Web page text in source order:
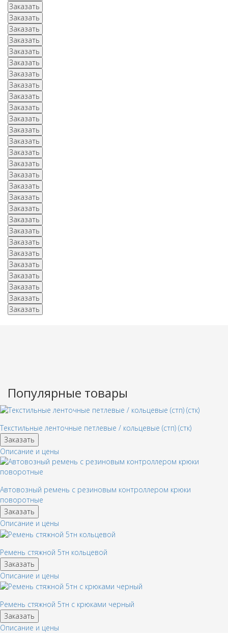
Заказать
Заказать
Заказать
Заказать
Заказать
Заказать
Заказать
Заказать
Заказать
Заказать
Заказать
Заказать
Заказать
Заказать
Заказать
Заказать
Заказать
Заказать
Заказать
Заказать
Заказать
Заказать
Заказать
Заказать
Заказать
Заказать
Заказать
Заказать
Популярные товары
Текстильные ленточные петлевые / кольцевые (стп) (стк)
Заказать
Описание и цены
Автовозный ремень с резиновым контроллером крюки
поворотные
Заказать
Описание и цены
Ремень стяжной 5тн кольцевой
Заказать
Описание и цены
Ремень стяжной 5тн с крюками черный
Заказать
Описание и цены